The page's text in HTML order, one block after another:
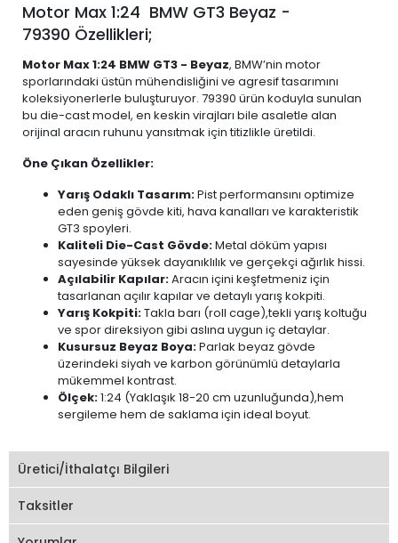
Motor Max 1:24 BMW GT3 Beyaz -
79390 Özellikleri;
Motor Max 1:24 BMW GT3 - Beyaz, BMW’nin motor
sporlarındaki üstün mühendisliğini ve agresif tasarımını
koleksiyonerlerle buluşturuyor. 79390 ürün koduyla sunulan
bu die-cast model, en keskin virajları bile asaletle alan
orijinal aracın ruhunu yansıtmak için titizlikle üretildi.
Öne Çıkan Özellikler:
Yarış Odaklı Tasarım:Pist performansını optimize
eden geniş gövde kiti, hava kanalları ve karakteristik
GT3 spoyleri.
Kaliteli Die-Cast Gövde:Metal döküm yapısı
sayesinde yüksek dayanıklılık ve gerçekçi ağırlık hissi.
Açılabilir Kapılar:Aracın içini keşfetmeniz için
tasarlanan açılır kapılar ve detaylı yarış kokpiti.
Yarış Kokpiti:Takla barı (roll cage),tekli yarış koltuğu
ve spor direksiyon gibi aslına uygun iç detaylar.
Kusursuz Beyaz Boya:Parlak beyaz gövde
üzerindeki siyah ve karbon görünümlü detaylarla
mükemmel kontrast.
Ölçek:1:24 (Yaklaşık 18-20 cm uzunluğunda),hem
sergileme hem de saklama için ideal boyut.
Üretici/İthalatçı Bilgileri
Taksitler